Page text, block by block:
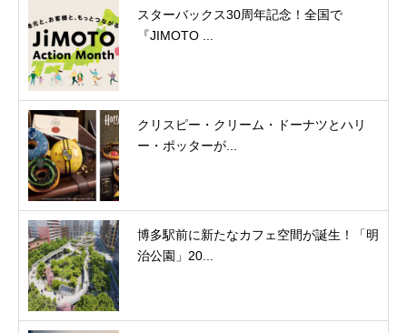
スターバックス30周年記念！全国で
『JIMOTO ...
クリスピー・クリーム・ドーナツとハリ
ー・ポッターが...
博多駅前に新たなカフェ空間が誕生！「明
治公園」20...